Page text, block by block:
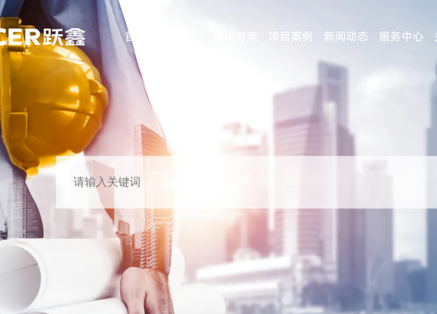
首页 项目案例 新闻动态 服务中心